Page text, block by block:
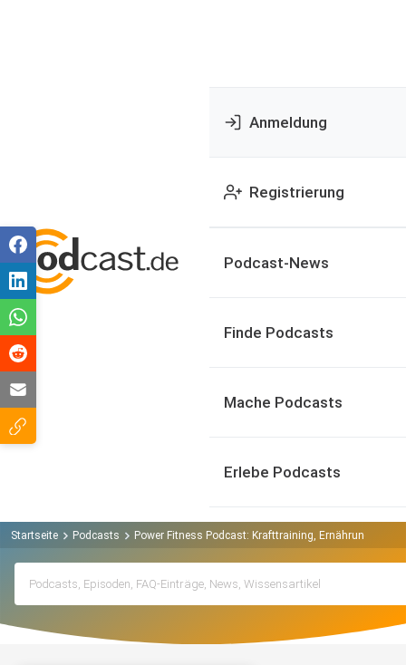
Anmeldung
Registrierung
Podcast-News
Finde Podcasts
Mache Podcasts
Erlebe Podcasts
Startseite Podcasts Power Fitness Podcast: Krafttraining, Ernährung,